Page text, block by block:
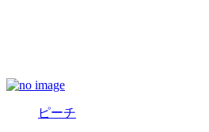
ピーチ